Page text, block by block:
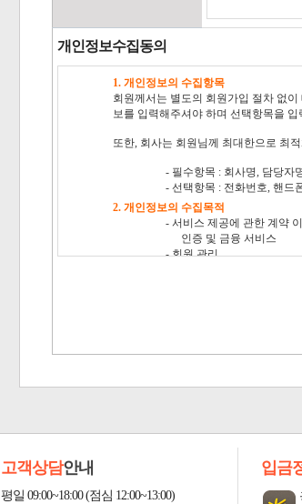
개인정보수집동의
고객상담안내
평일 09:00~18:00 (점심 12:00~13:00)
입금